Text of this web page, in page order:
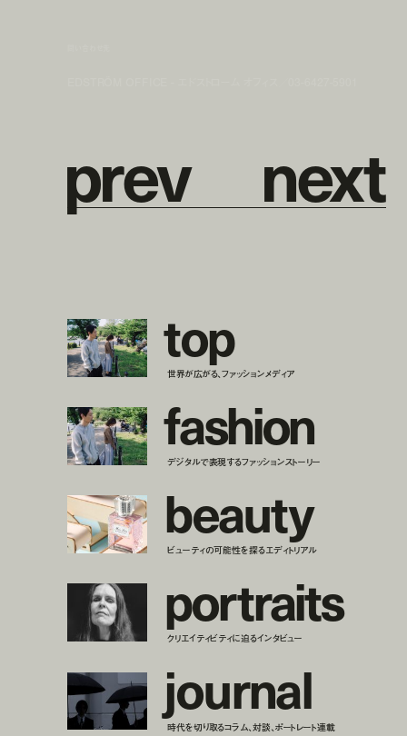
prev next
top
世界が広がる、ファッションメディア
fashion
デジタルで表現するファッションストーリー
beauty
ビューティの可能性を探るエディトリアル
portraits
クリエイティビティに迫るインタビュー
journal
時代を切り取るコラム、対談、ポートレート連載